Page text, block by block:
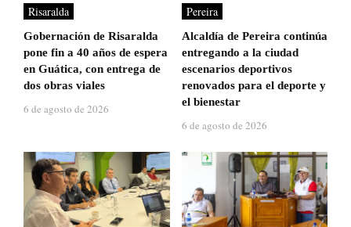
Risaralda
Gobernación de Risaralda
pone fin a 40 años de espera
en Guática, con entrega de
dos obras viales
6 de agosto de 2026
Pereira
Alcaldía de Pereira continúa
entregando a la ciudad
escenarios deportivos
renovados para el deporte y
el bienestar
6 de agosto de 2026